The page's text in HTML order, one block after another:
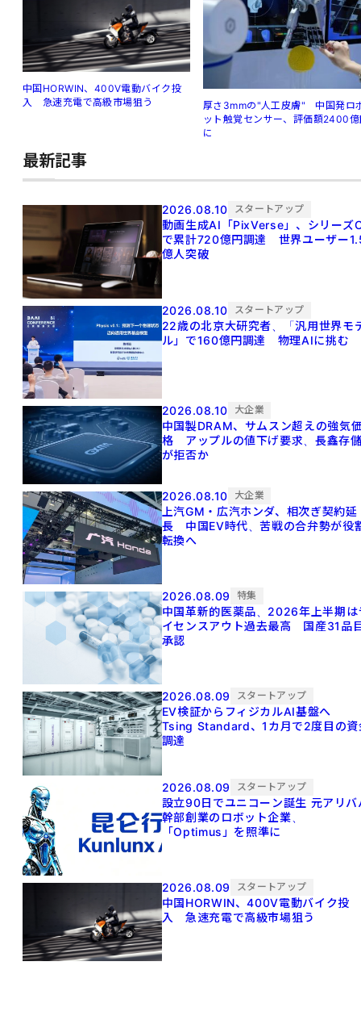
中国HORWIN、400V電動バイク投
入 急速充電で高級市場狙う
厚さ3mmの"人工皮膚" 中国発ロ
ット触覚センサー、評価額2400
に
最新記事
2026.08.10 スタートアップ
動画生成AI「PixVerse」、シリーズ
で累計720億円調達 世界ユーザー
億人突破
2026.08.10 スタートアップ
22歳の北京大研究者、「汎用世界モ
ル」で160億円調達 物理AIに挑む
2026.08.10 大企業
中国製DRAM、サムスン超えの強気
格 アップルの値下げ要求、長鑫存
が拒否か
2026.08.10 大企業
上汽GM・広汽ホンダ、相次ぎ契約延
長 中国EV時代、苦戦の合弁勢が役
転換へ
2026.08.09 特集
中国革新的医薬品、2026年上半期は
イセンスアウト過去最高 国産31品
承認
2026.08.09 スタートアップ
EV検証からフィジカルAI基盤へ
Tsing Standard、1カ月で2度目の資
調達
2026.08.09 スタートアップ
設立90日でユニコーン誕生 元アリババ
幹部創業のロボット企業、
「Optimus」を照準に
2026.08.09 スタートアップ
中国HORWIN、400V電動バイク投
入 急速充電で高級市場狙う